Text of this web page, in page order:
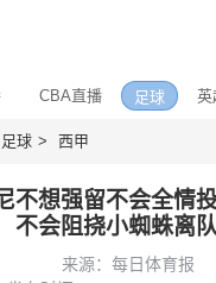
CBA直播 足球 英
足球 西甲
不想强留不会全情
不会阻挠小蜘蛛离队
来源：每日体育报